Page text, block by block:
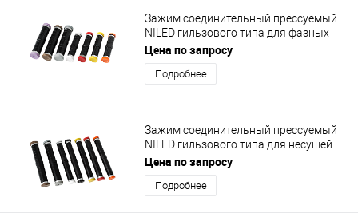
Зажим соединительный прессуемый
NILED гильзового типа для фазных
проводников MJPT 95.70
Цена по запросу
Подробнее
Зажим соединительный прессуемый
NILED гильзового типа для несущей
нулевой жилы MJPT 54.6N
Цена по запросу
Подробнее